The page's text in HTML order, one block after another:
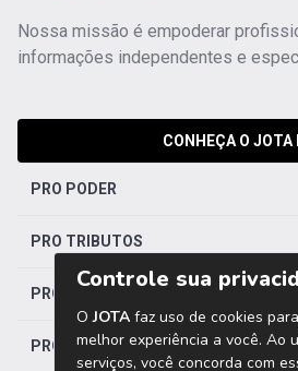
Nossa missão é empoderar
informações independentes e
CONHEÇA O JOTA
PRO PODER
PRO TRIBUTOS
PRO TRABALHISTA
PRO SAÚDE